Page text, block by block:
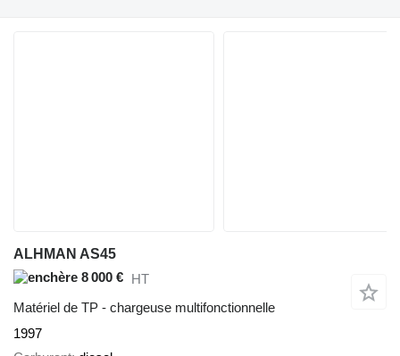
ALHMAN AS45
8 000 € HT
Matériel de TP - chargeuse multifonctionnelle
1997